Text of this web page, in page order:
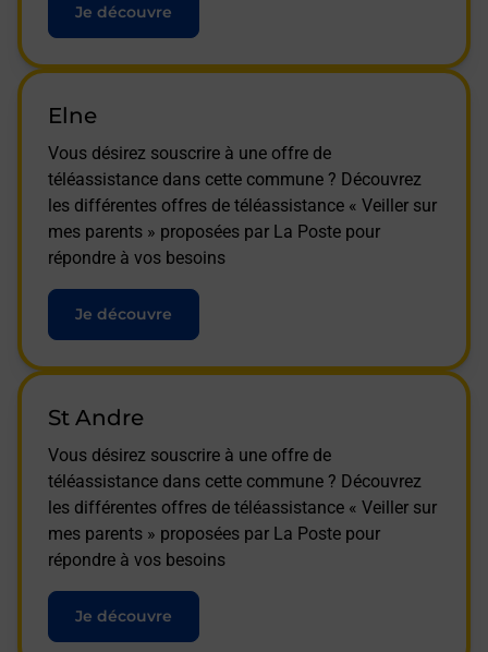
Je découvre
Elne
Vous désirez souscrire à une offre de
téléassistance dans cette commune ? Découvrez
les différentes offres de téléassistance « Veiller sur
mes parents » proposées par La Poste pour
répondre à vos besoins
Je découvre
St Andre
Vous désirez souscrire à une offre de
téléassistance dans cette commune ? Découvrez
les différentes offres de téléassistance « Veiller sur
mes parents » proposées par La Poste pour
répondre à vos besoins
Je découvre